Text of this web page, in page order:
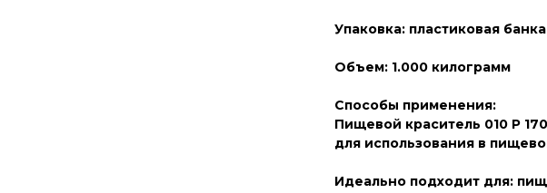
Упаковка: пластиковая банка
Объем: 1.000 килограмм
Способы применения:
Пищевой краситель 010 P
для использования в
Идеально подходит для: